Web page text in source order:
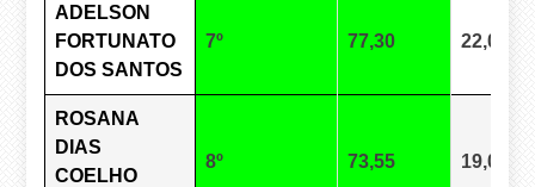
ADELSON
FORTUNATO
DOS SANTOS
7º 77,30 22,00
ROSANA
DIAS
COELHO
8º 73,55 19,00